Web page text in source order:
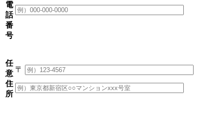
電
話
番
号
任
意
住
所
〒